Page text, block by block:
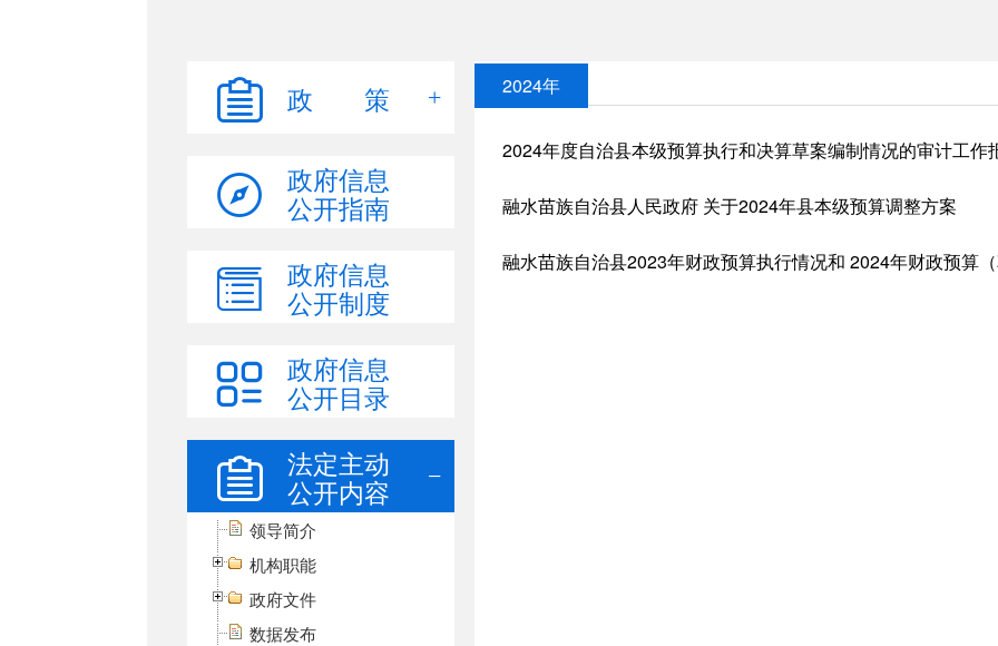
政 策
政府信息
公开指南
政府信息
公开制度
政府信息
公开目录
法定主动
公开内容
领导简介
机构职能
政府文件
数据发布